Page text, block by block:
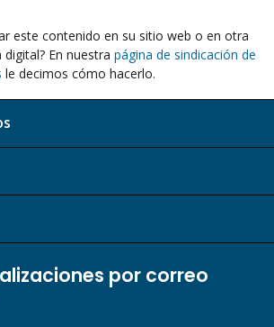
este contenido en su sitio web o en otra
En nuestra página de sindicación de
le decimos cómo hacerlo.
por correo